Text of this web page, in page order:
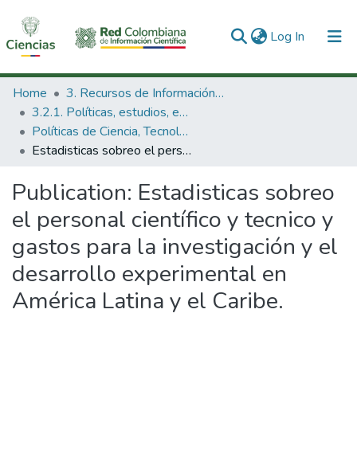
Log In (current)
Communities & Collections
All of DSpace
Statistics
Home
3. Recursos de Información Científica y Tecnológica
3.2.1. Políticas, estudios, evaluaciones e indicadores de CTeI
Políticas de Ciencia, Tecnología e Innovación
Estadisticas sobreo el personal científico y tecnico y gastos para la investigación y el desarrollo experimental en América Latina y el Caribe.
Publication: Estadisticas sobreo
el personal científico y tecnico y
gastos para la investigación y el
desarrollo experimental en
América Latina y el Caribe.